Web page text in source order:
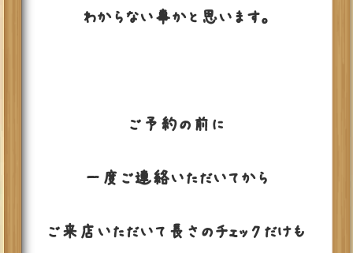
わからない事かと思います。
ご予約の前に
一度ご連絡いただいてから
ご来店いただいて長さのチェックだけも